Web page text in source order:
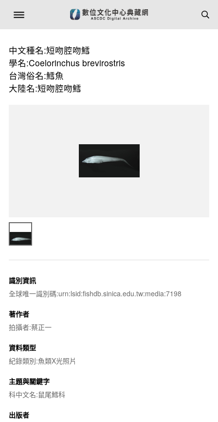
中文種名:短吻腔吻鱈
學名:Coelorinchus brevirostris
台灣俗名:鱈魚
大陸名:短吻腔吻鱈
識別資訊
全球唯一識別碼:urn:lsid:fishdb.sinica.edu.tw:media:7198
著作者
拍攝者:蔡正一
資料類型
紀錄類別:魚類X光照片
主題與關鍵字
科中文名:鼠尾鱈科
出版者